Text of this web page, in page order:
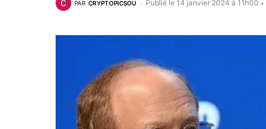
PAR CRYPTOPICSOU Publié le 14 janvier 2024 à 11h00 •